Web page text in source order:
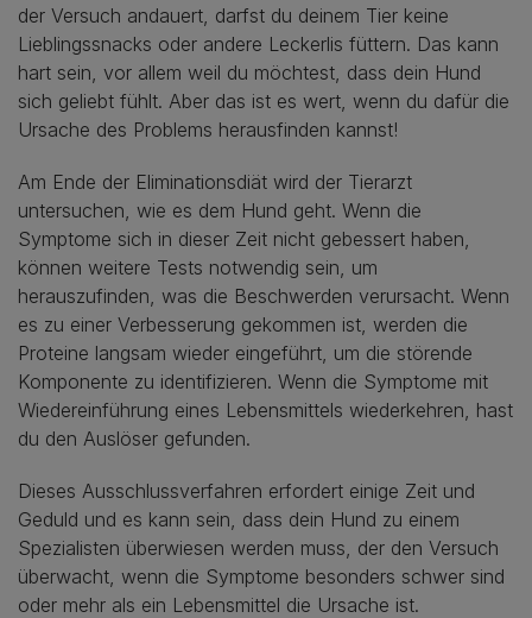
der Versuch andauert, darfst du deinem Tier keine
Lieblingssnacks oder andere Leckerlis füttern. Das kann
hart sein, vor allem weil du möchtest, dass dein Hund
sich geliebt fühlt. Aber das ist es wert, wenn du dafür die
Ursache des Problems herausfinden kannst!
Am Ende der Eliminationsdiät wird der Tierarzt
untersuchen, wie es dem Hund geht. Wenn die
Symptome sich in dieser Zeit nicht gebessert haben,
können weitere Tests notwendig sein, um
herauszufinden, was die Beschwerden verursacht. Wenn
es zu einer Verbesserung gekommen ist, werden die
Proteine langsam wieder eingeführt, um die störende
Komponente zu identifizieren. Wenn die Symptome mit
Wiedereinführung eines Lebensmittels wiederkehren, hast
du den Auslöser gefunden.
Dieses Ausschlussverfahren erfordert einige Zeit und
Geduld und es kann sein, dass dein Hund zu einem
Spezialisten überwiesen werden muss, der den Versuch
überwacht, wenn die Symptome besonders schwer sind
oder mehr als ein Lebensmittel die Ursache ist.